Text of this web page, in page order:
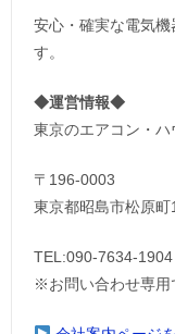
安心・確実な電気
す。
◆運営情報◆
東京のエアコン・ハ
〒196-0003
東京都昭島市松原町
TEL:090-7634-1904
※お問い合わせ専用